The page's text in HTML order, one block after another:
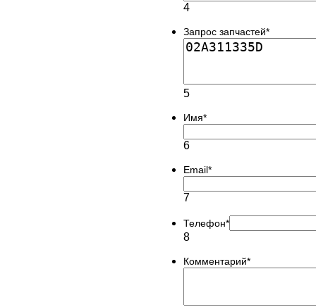
4
Запрос запчастей*
5
Имя*
6
Email*
7
Телефон*
8
Комментарий*